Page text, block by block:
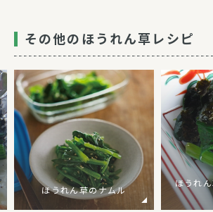
その他のほうれん草レシピ
ほうれん草のナムル
ほうれ